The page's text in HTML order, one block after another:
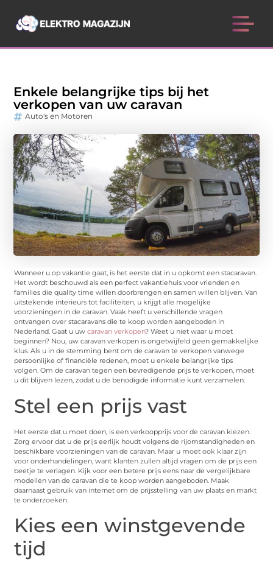
Enkele belangrijke tips bij het
verkopen van uw caravan
Auto's en Motoren
Wanneer u op vakantie gaat, is het eerste dat in u opkomt een stacaravan.
Het wordt beschouwd als een perfect vakantiehuis voor vrienden en
families die quality time willen doorbrengen en samen willen blijven. Van
uitstekende interieurs tot faciliteiten, u krijgt alle mogelijke
voorzieningen in de caravan. Vaak heeft u verschillende vragen
ontvangen over stacaravans die te koop worden aangeboden in
Nederland. Gaat u uwcaravan verkopen? Weet u niet waar u moet
beginnen? Nou, uw caravan verkopen is ongetwijfeld geen gemakkelijke
klus. Als u in de stemming bent om de caravan te verkopen vanwege
persoonlijke of financiële redenen, moet u enkele belangrijke tips
volgen. Om de caravan tegen een bevredigende prijs te verkopen, moet
u dit blijven lezen, zodat u de benodigde informatie kunt verzamelen:
Stel een prijs vast
Het eerste dat u moet doen, is een verkoopprijs voor de caravan kiezen.
Zorg ervoor dat u de prijs eerlijk houdt volgens de rijomstandigheden en
beschikbare voorzieningen van de caravan. Maar u moet ook klaar zijn
voor onderhandelingen, want klanten zullen altijd vragen om de prijs een
beetje te verlagen. Kijk voor een betere prijs eens naar de vergelijkbare
modellen van de caravan die te koop worden aangeboden. Maak
daarnaast gebruik van internet om de prijsstelling van uw plaats en markt
te onderzoeken.
Kies een winstgevende
tijd